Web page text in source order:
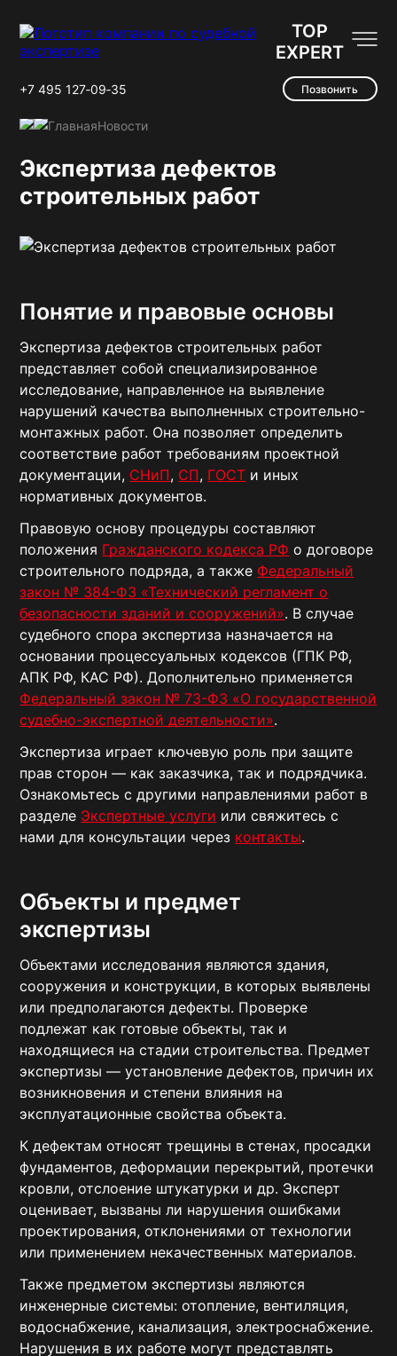
TOP
EXPERT
+7 495 127‑09‑35 Позвонить
ГлавнаяНовости
Экспертиза дефектов
строительных работ
Понятие и правовые основы
Экспертиза дефектов строительных работ
представляет собой специализированное
исследование, направленное на выявление
нарушений качества выполненных строительно-
монтажных работ. Она позволяет определить
соответствие работ требованиям проектной
документации, СНиП, СП, ГОСТ и иных
нормативных документов.
Правовую основу процедуры составляют
положения Гражданского кодекса РФ о договоре
строительного подряда, а также Федеральный
закон № 384-ФЗ «Технический регламент о
безопасности зданий и сооружений». В случае
судебного спора экспертиза назначается на
основании процессуальных кодексов (ГПК РФ,
АПК РФ, КАС РФ). Дополнительно применяется
Федеральный закон № 73-ФЗ «О государственной
судебно-экспертной деятельности».
Экспертиза играет ключевую роль при защите
прав сторон — как заказчика, так и подрядчика.
Ознакомьтесь с другими направлениями работ в
разделе Экспертные услуги или свяжитесь с
нами для консультации через контакты.
Объекты и предмет
экспертизы
Объектами исследования являются здания,
сооружения и конструкции, в которых выявлены
или предполагаются дефекты. Проверке
подлежат как готовые объекты, так и
находящиеся на стадии строительства. Предмет
экспертизы — установление дефектов, причин их
возникновения и степени влияния на
эксплуатационные свойства объекта.
К дефектам относят трещины в стенах, просадки
фундаментов, деформации перекрытий, протечки
кровли, отслоение штукатурки и др. Эксперт
оценивает, вызваны ли нарушения ошибками
проектирования, отклонениями от технологии
или применением некачественных материалов.
Также предметом экспертизы являются
инженерные системы: отопление, вентиляция,
водоснабжение, канализация, электроснабжение.
Нарушения в их работе могут представлять